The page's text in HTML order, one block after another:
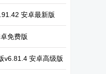
安卓最新版
免费版
v6.81.4 安卓高级版